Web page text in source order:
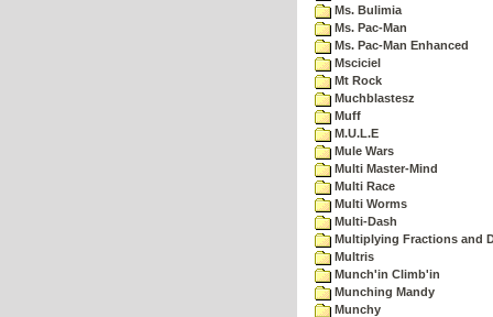
Ms. Bulimia
Ms. Pac-Man
Ms. Pac-Man Enhanced
Msciciel
Mt Rock
Muchblastesz
Muff
M.U.L.E
Mule Wars
Multi Master-Mind
Multi Race
Multi Worms
Multi-Dash
Multiplying Fractions and
Multris
Munch'in Climb'in
Munching Mandy
Munchy